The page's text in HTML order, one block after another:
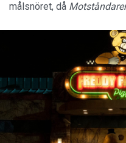
målsnöret, då